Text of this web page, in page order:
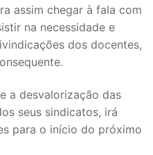
assim chegar à fala com
na necessidade e
dos docentes,
a desvalorização das
seus sindicatos, irá
para o início do próximo